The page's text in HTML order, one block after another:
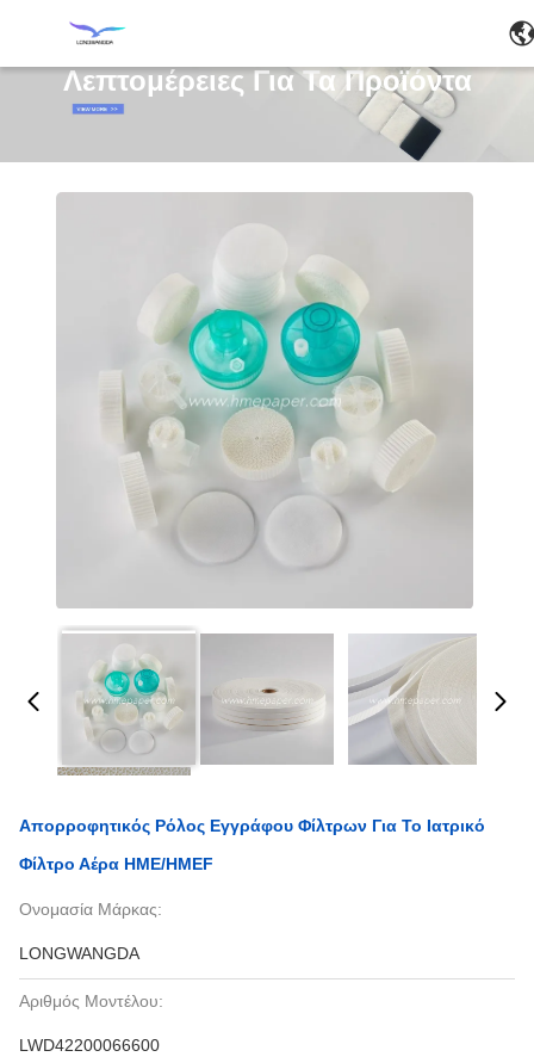
Λεπτομέρειες Για Τα Προϊόντα
Απορροφητικός Ρόλος Εγγράφου Φίλτρων Για Το Ιατρικό
Φίλτρο Αέρα HME/HMEF
Ονομασία Μάρκας:
LONGWANGDA
Αριθμός Μοντέλου:
LWD42200066600